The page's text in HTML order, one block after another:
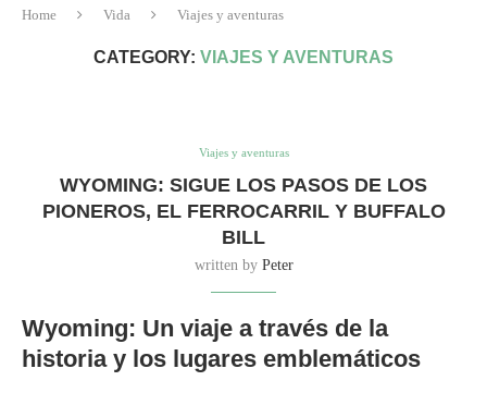
Home Vida Viajes y aventuras
CATEGORY: VIAJES Y AVENTURAS
Viajes y aventuras
WYOMING: SIGUE LOS PASOS DE LOS
PIONEROS, EL FERROCARRIL Y BUFFALO
BILL
written by Peter
Wyoming: Un viaje a través de la
historia y los lugares emblemáticos